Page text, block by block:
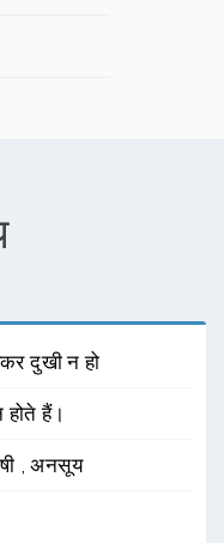
दुखी न हो
होते हैं।
,अनसूय